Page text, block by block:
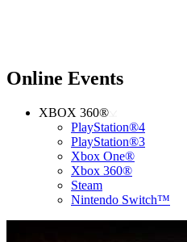
Online Events
XBOX 360®
PlayStation®4
PlayStation®3
Xbox One®
Xbox 360®
Steam
Nintendo Switch™